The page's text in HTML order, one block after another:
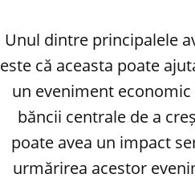
Unul dintre principalele
este că aceasta poate
un eveniment
băncii centrale de a
poate avea un impact
urmărirea acestor